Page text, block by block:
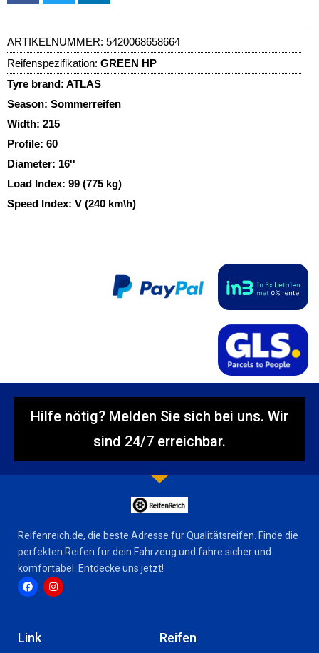
ARTIKELNUMMER: 5420068658664
Reifenspezifikation: GREEN HP
Tyre brand: ATLAS
Season: Sommerreifen
Width: 215
Profile: 60
Diameter: 16''
Load Index: 99 (775 kg)
Speed Index: V (240 km\h)
Hilfe nötig? Melden Sie sich bei uns. Wir
sind 24/7 erreichbar.
Reifenreich.de, die beste Adresse für Qualitätsreifen. Finde die
perfekten Reifen für dein Fahrzeug und fahre sicher und
komfortabel. Entdecke uns jetzt!
c
e
Link Reifen